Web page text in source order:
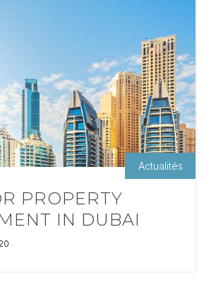
Actualités
PROPERTY
IN DUBAI